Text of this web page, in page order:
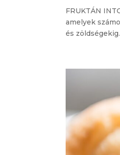
FRUKTÁN
amelyek
és